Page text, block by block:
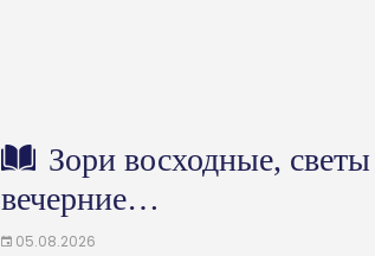
Зори восходные, светы
вечерние…
05.08.2026